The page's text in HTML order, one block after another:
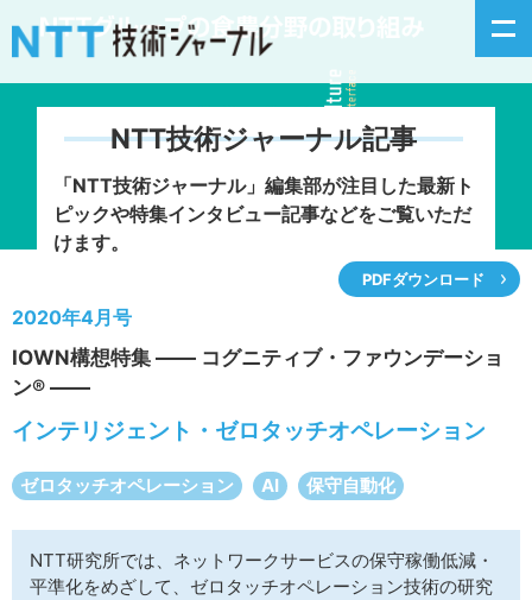
新着情報
掲載月毎記事
イベントカレンダー
問い合わせ
NTT技術ジャーナル記事
「NTT技術ジャーナル」編集部が注目した最新ト
ピックや特集インタビュー記事などをご覧いただ
けます。
PDFダウンロード
2020年4月号
IOWN構想特集 ―― コグニティブ・ファウンデーショ
ン® ――
インテリジェント・ゼロタッチオペレーション
ゼロタッチオペレーション AI 保守自動化
NTT研究所では、ネットワークサービスの保守稼働低減・
平準化をめざして、ゼロタッチオペレーション技術の研究